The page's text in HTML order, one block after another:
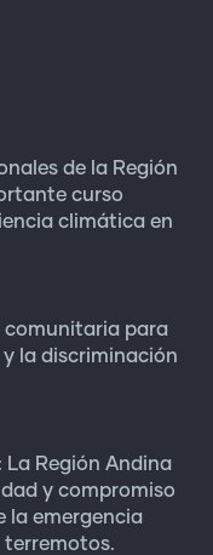
de la Región
curso
climática en
comunitaria para
la discriminación
La Región Andina
y compromiso
la emergencia
terremotos.